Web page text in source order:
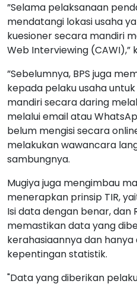
”Selama pelaksanaan
mendatangi lokasi usaha
kuesioner secara mandiri
Web Interviewing (CAWI),”
”Sebelumnya, BPS juga
kepada pelaku usaha
mandiri secara daring
melalui email atau
belum mengisi secara
melakukan wawancara
sambungnya.
Mugiya juga mengimbau
menerapkan prinsip TIR,
Isi data dengan benar, dan
memastikan data yang
kerahasiaannya dan
kepentingan statistik.
"Data yang diberikan